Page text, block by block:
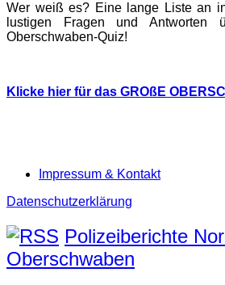
Wer weiß es? Eine lange Liste an
lustigen Fragen und
Oberschwaben-Quiz!
Klicke hier für das GROßE
Impressum & Kontakt
Datenschutzerklärung
Polizeiberichte
Oberschwaben